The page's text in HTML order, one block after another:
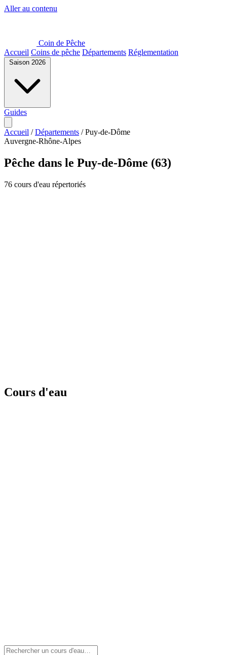
Aller au contenu
Coin de Pêche
Accueil Coins de pêche Départements Réglementation
Saison 2026
Guides
Accueil / Départements / Puy-de-Dôme
Auvergne-Rhône-Alpes
Pêche dans le Puy-de-Dôme (63)
76 cours d'eau répertoriés
Cours d'eau